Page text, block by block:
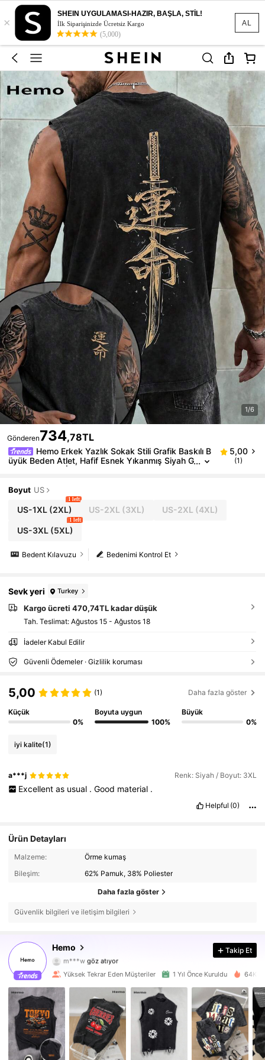
AL
×
SHEIN UYGULAMASI-HAZIR, BAŞLA, STİL!
İlk Siparişinizde Ücretsiz Kargo
(5,000)
1/6
Gönderen734,78TL
Hemo Erkek Yazlık Sokak Stili Grafik Baskılı B
üyük Beden Atlet, Hafif Esnek Yıkanmış Siyah G
ünlük Kullanım İçin Kolsuz Tişört
5,00
(1)
Boyut US
US-1XL(2XL)
1 left
US-2XL (3XL) US-2XL (4XL)
US-3XL(5XL)
1 left
Bedenimi Kontrol Et
Bedent Kılavuzu
Sevk yeri Turkey
Kargo ücreti 470,74TL kadar düşük
Tah. Teslimat: Ağustos 15 - Ağustos 18
İadeler Kabul Edilir
Güvenli Ödemeler · Gizlilik koruması
5,00 (1) Daha fazla göster
Küçük
0%
Boyuta uygun
100%
Büyük
0%
iyi kalite(1)
a***j Renk: Siyah / Boyut: 3XL
Excellent as usual . Good material .
Helpful (0)
Ürün Detayları
Malzeme:
Örme kumaş
Bileşim:
62% Pamuk, 38% Poliester
Daha fazla göster
Güvenlik bilgileri ve iletişim bilgileri
Hemo
m***w
4,86
27K Takipçiler
4,86 27K Takipçiler
4,86 27K Takipçiler
4,86 27K Takipçiler
Takip Et
Yüksek Tekrar Eden Müşteriler 1 Yıl Önce Kuruldu 64K+